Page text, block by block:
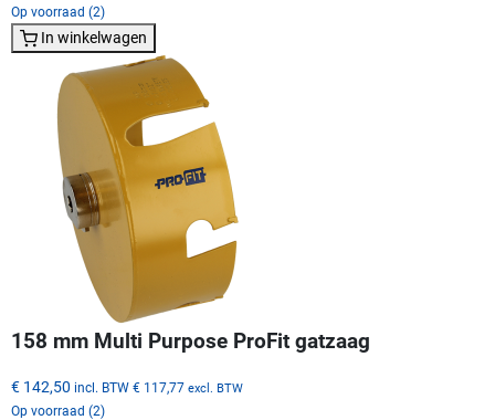
Op voorraad (2)
In winkelwagen
158 mm Multi Purpose ProFit gatzaag
€ 142,50 incl. BTW € 117,77 excl. BTW
Op voorraad (2)